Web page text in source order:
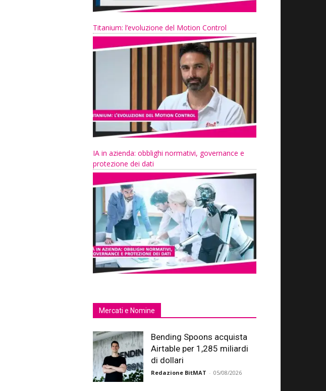
Titanium: l’evoluzione del Motion Control
IA in azienda: obblighi normativi, governance e
protezione dei dati
Mercati e Nomine
Bending Spoons acquista
Airtable per 1,285 miliardi
di dollari
Redazione BitMAT - 05/08/2026